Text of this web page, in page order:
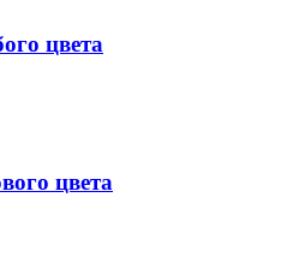
цвета
цвета